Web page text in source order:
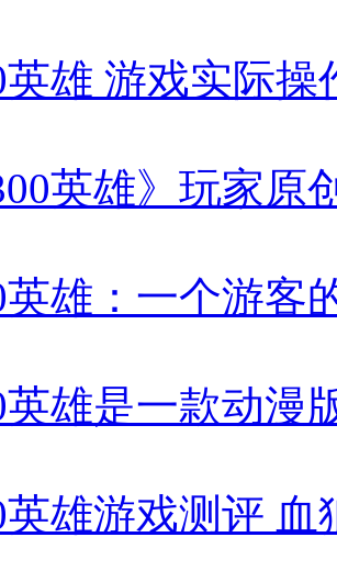
英雄 游戏实际操
英雄》玩家原
英雄：一个游客
英雄是一款动漫
英雄游戏测评 血